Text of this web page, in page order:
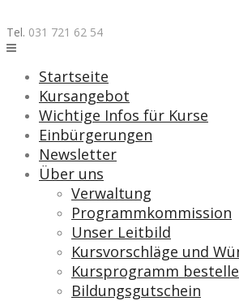
to
content
Tel. 031 721 62 54
Startseite
Kursangebot
Wichtige Infos für Kurse
Einbürgerungen
Newsletter
Über uns
Verwaltung
Programmkommission
Unser Leitbild
Kursvorschläge und
Kursprogramm
Bildungsgutschein